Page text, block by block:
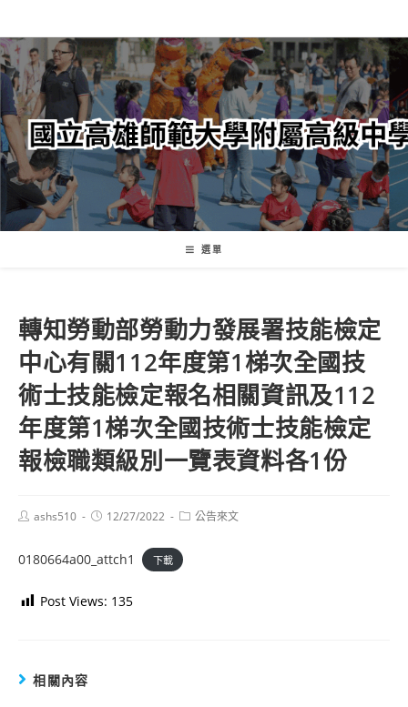
轉
至
主
內
容
選單
轉知勞動部勞動力發展署技能檢定
中心有關112年度第1梯次全國技
術士技能檢定報名相關資訊及112
年度第1梯次全國技術士技能檢定
報檢職類級別一覽表資料各1份
Postashs510
Post12/27/2022
Post公告來文
0180664a00_attch1 下載
Post Views: 135
相關內容